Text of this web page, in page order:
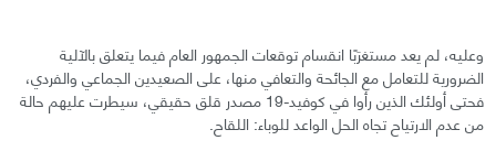
وعليه، لم يعد مستغرَبًا انقسام توقعات الجمهور العام فيما يتعلق بالآلية
الضرورية للتعامل مع الجائحة والتعافي منها، على الصعيدين الجماعي والفردي،
فحتى أولئك الذين رأوا في كوفيد-19 مصدر قلق حقيقي، سيطرت عليهم حالة
من عدم الارتياح تجاه الحل الواعد للوباء: اللقاح.